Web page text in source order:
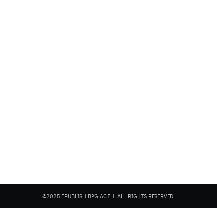
©2025 EPUBLISH.BPG.AC.TH. ALL RIGHTS RESERVED.